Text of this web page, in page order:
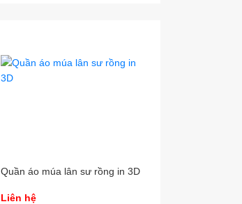
Quần áo múa lân sư rồng in 3D
Liên hệ